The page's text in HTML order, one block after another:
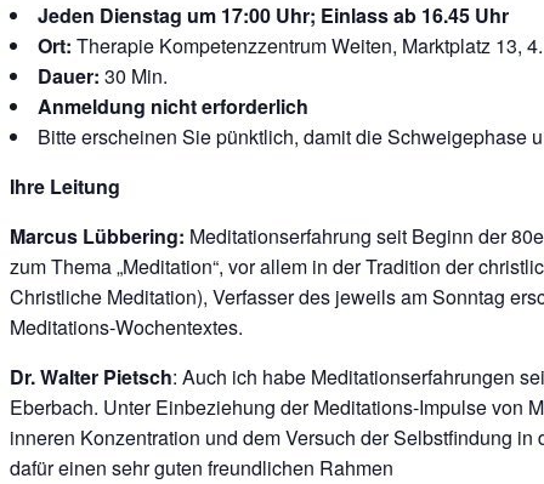
Jeden Dienstag um 17:00 Uhr; Einlass ab 16.45 Uhr
Ort: Therapie Kompetenzzentrum Weiten, Marktplatz 13,
Dauer: 30 Min.
Anmeldung nicht erforderlich
Bitte erscheinen Sie pünktlich, damit die Schweigephase
Ihre Leitung
Marcus Lübbering: Meditationserfahrung seit Beginn der
zum Thema „Meditation“, vor allem in der Tradition der
Christliche Meditation), Verfasser des jeweils am Sonntag
Meditations-Wochentextes.
Dr. Walter Pietsch: Auch ich habe Meditationserfahrungen
Eberbach. Unter Einbeziehung der Meditations-Impulse von
inneren Konzentration und dem Versuch der Selbstfindung
dafür einen sehr guten freundlichen Rahmen